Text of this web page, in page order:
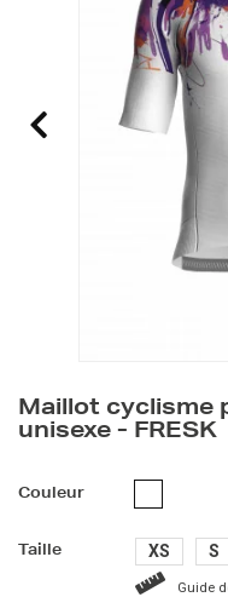
Maillot cyclisme
unisexe - FRESK
Couleur
Taille XS S
Guide